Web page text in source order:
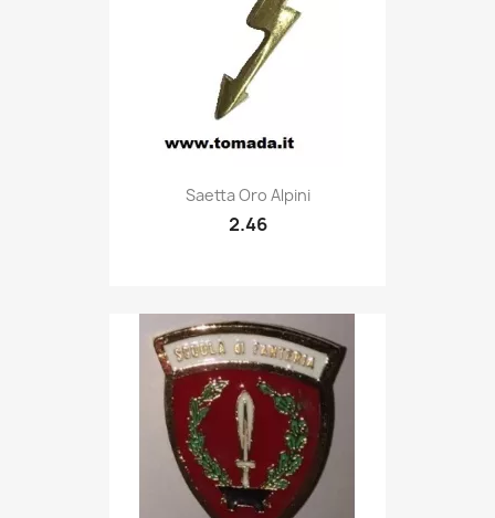
Quick view
Saetta Oro Alpini
2.46